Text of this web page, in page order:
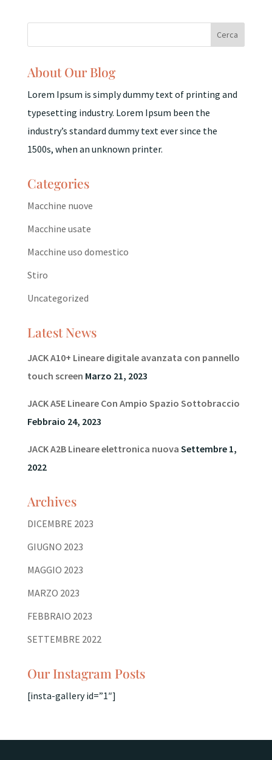
About Our Blog
Lorem Ipsum is simply dummy text of printing and
typesetting industry. Lorem Ipsum been the
industry’s standard dummy text ever since the
1500s, when an unknown printer.
Categories
Macchine nuove
Macchine usate
Macchine uso domestico
Stiro
Uncategorized
Latest News
JACK A10+ Lineare digitale avanzata con pannello
touch screen Marzo 21, 2023
JACK A5E Lineare Con Ampio Spazio Sottobraccio
Febbraio 24, 2023
JACK A2B Lineare elettronica nuova Settembre 1,
2022
Archives
DICEMBRE 2023
GIUGNO 2023
MAGGIO 2023
MARZO 2023
FEBBRAIO 2023
SETTEMBRE 2022
Our Instagram Posts
[insta-gallery id=”1″]